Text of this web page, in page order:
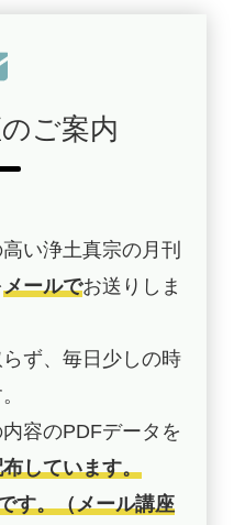
ご案内
い浄土真宗の月刊
メールでお送りしま
ず、毎日少しの時
容のPDFデータを
しています。
す。（メール講座